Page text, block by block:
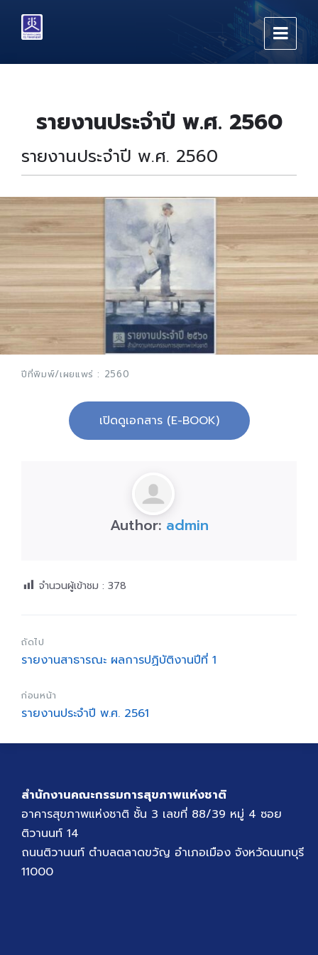
content
main
footer
รายงานประจำปี พ.ศ. 2560
รายงานประจำปี พ.ศ. 2560
ปีที่พิมพ์/เผยแพร่ : 2560
เปิดดูเอกสาร (E-BOOK)
Author: admin
จำนวนผู้เข้าชม : 378
ถัดไป
รายงานสาธารณะ ผลการปฏิบัติงานปีที่ 1
ก่อนหน้า
รายงานประจำปี พ.ศ. 2561
สำนักงานคณะกรรมการสุขภาพแห่งชาติ
อาคารสุขภาพแห่งชาติ ชั้น 3 เลขที่ 88/39 หมู่ 4 ซอย
ติวานนท์ 14
ถนนติวานนท์ ตำบลตลาดขวัญ อำเภอเมือง จังหวัดนนทบุรี
11000